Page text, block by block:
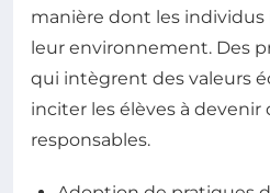
manière dont les individus
leur environnement. Des
qui intègrent des valeurs
inciter les élèves à devenir
responsables.